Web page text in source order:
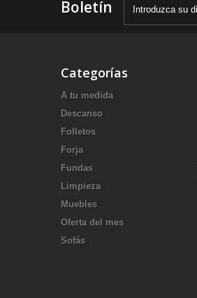
Boletín
Categorías
A tu medida
Descanso
Folletos
Forja
Fundas
Limpieza
Muebles
Oferta del mes
Sofás